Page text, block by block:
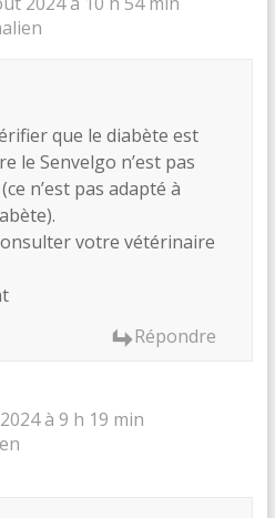
que le diabète est
le Senvelgo n’est pas
n’est pas adapté à
votre vétérinaire
Répondre
à 9 h 19 min